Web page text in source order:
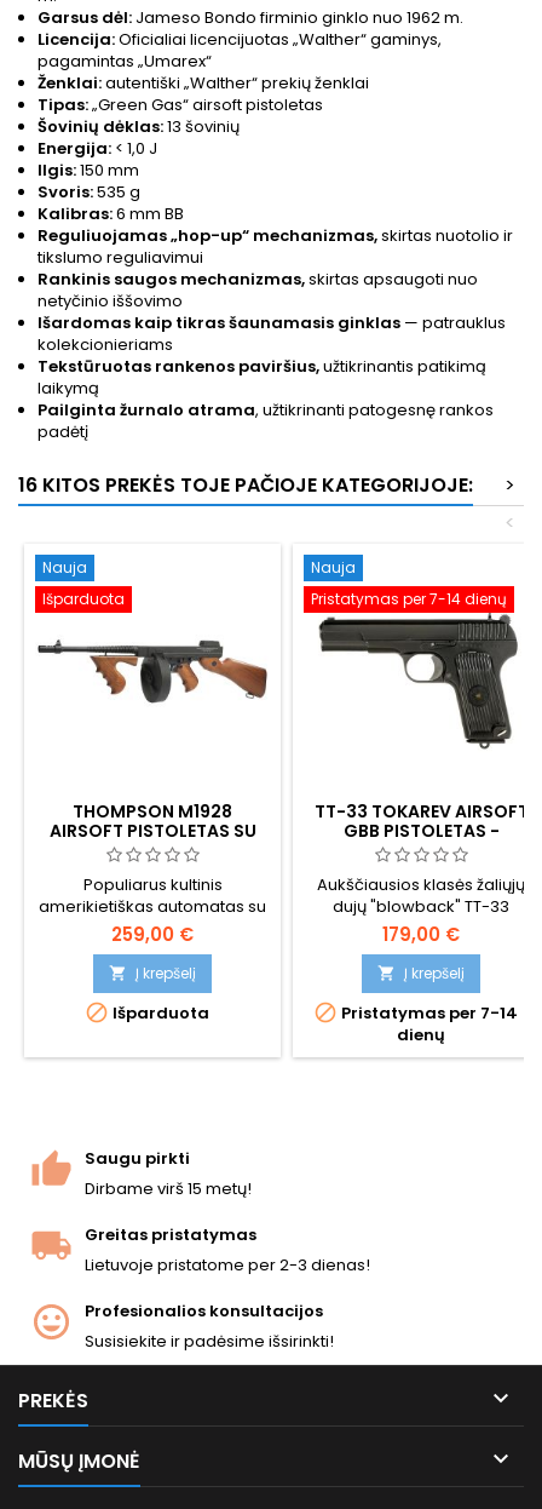
Garsus dėl: Jameso Bondo firminio ginklo nuo 1962 m.
Licencija:Oficialiai licencijuotas „Walther“ gaminys,
pagamintas „Umarex“
Ženklai:autentiški „Walther“ prekių ženklai
Tipas:„Green Gas“ airsoft pistoletas
Šovinių dėklas:13 šovinių
Energija: < 1,0 J
Ilgis:150 mm
Svoris:535 g
Kalibras:6 mm BB
Reguliuojamas „hop-up“ mechanizmas,skirtas nuotolio ir
tikslumo reguliavimui
Rankinis saugos mechanizmas,skirtas apsaugoti nuo
netyčinio iššovimo
Išardomas kaip tikras šaunamasis ginklas — patrauklus
kolekcionieriams
Tekstūruotas rankenos paviršius,užtikrinantis patikimą
laikymą
Pailginta žurnalo atrama, užtikrinanti patogesnę rankos
padėtį
16 KITOS PREKĖS TOJE PAČIOJE KATEGORIJOJE:
>
<
Nauja
Išparduota
THOMPSON M1928
AIRSOFT PISTOLETAS SU
BŪGNINIU DĖKLU
Populiarus kultinis
amerikietiškas automatas su
didelės talpos dėtuve.
259,00 €
 Į krepšelį
 Išparduota
Nauja
Pristatymas per 7-14 dienų
TT-33 TOKAREV AIRSOFT
GBB PISTOLETAS -
PREMIUM VARIANTAS,
STIPRESNIS GRĮŽTAMASIS
VOŽTUVAS, SOVIETŲ
SĄJUNGOS II PASAULINIS
KARAS
Aukščiausios klasės žaliųjų
dujų "blowback" TT-33
Tokarev airsoft pistoletas -
stipresnis smūgis, didesnis
greitis ir didesnė 14 šovinių
dėtuvė nei standartiniame
variante. Fiodoro Tokarevo
sukurtas sovietinis Antrojo
pasaulinio karo laikų
179,00 €
 Į krepšelį
 Pristatymas per 7-14
dienų
Saugu pirkti
Dirbame virš 15 metų!
Greitas pristatymas
Lietuvoje pristatome per 2-3 dienas!
Profesionalios konsultacijos
Susisiekite ir padėsime išsirinkti!
PREKĖS 
MŪSŲ ĮMONĖ 